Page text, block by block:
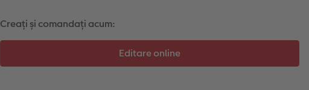
Creați și comandați acum: